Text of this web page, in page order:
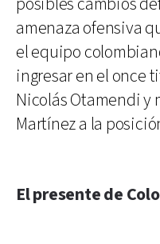
amenaza ofensiva
el equipo
ingresar en el once
Nicolás Otamendi y
Martínez a la
El presente de